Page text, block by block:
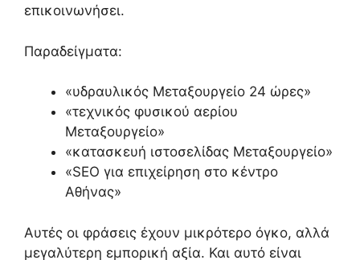
επικοινωνήσει.
Παραδείγματα:
«υδραυλικός Μεταξουργείο 24 ώρες»
«τεχνικός φυσικού αερίου
Μεταξουργείο»
«κατασκευή ιστοσελίδας Μεταξουργείο»
«SEO για επιχείρηση στο κέντρο
Αθήνας»
Αυτές οι φράσεις έχουν μικρότερο όγκο, αλλά
μεγαλύτερη εμπορική αξία. Και αυτό είναι